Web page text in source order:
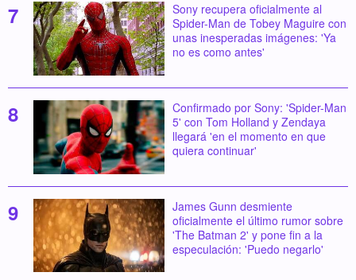
Sony recupera oficialmente al
Spider-Man de Tobey Maguire con
unas inesperadas imágenes: 'Ya
no es como antes'
Confirmado por Sony: 'Spider-Man
5' con Tom Holland y Zendaya
llegará 'en el momento en que
quiera continuar'
James Gunn desmiente
oficialmente el último rumor sobre
'The Batman 2' y pone fin a la
especulación: 'Puedo negarlo'